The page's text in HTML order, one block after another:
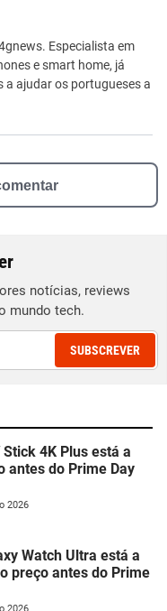
que procuroEspecialista em
e smart home, já
a ajudar os portugueses a
notícias, reviews
mundo tech.
SUBSCREVER
4K Plus está a
antes do Prime Day
2026
Watch Ultra está a
preço antes do Prime